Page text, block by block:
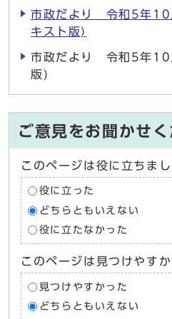
市政だより 令和5年
キスト版)
市政だより 令和5年
版)
ご意見をお聞かせ
このページは役に立ちまし
役に立った
どちらともいえない
役に立たなかった
このページは見つけやす
見つけやすかった
どちらともいえない